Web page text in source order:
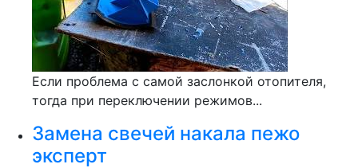
Если проблема с самой заслонкой отопителя,
тогда при переключении режимов...
Замена свечей накала пежо
эксперт